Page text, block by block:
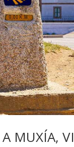
MUXÍA,